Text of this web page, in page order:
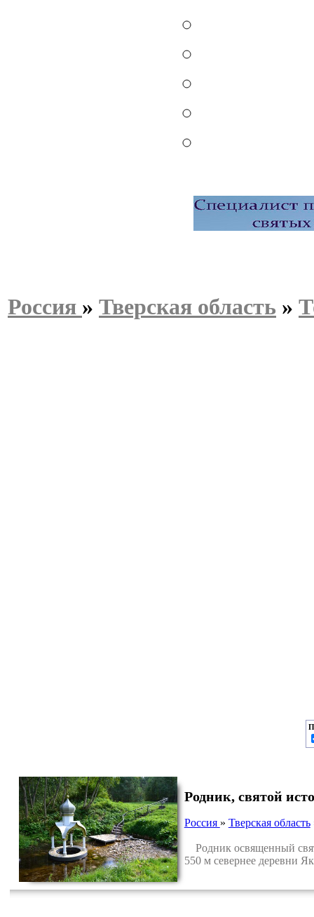
Россия » Тверская область »
Родник, святой
Россия » Тверская область
Родник освященный
550 м севернее деревни